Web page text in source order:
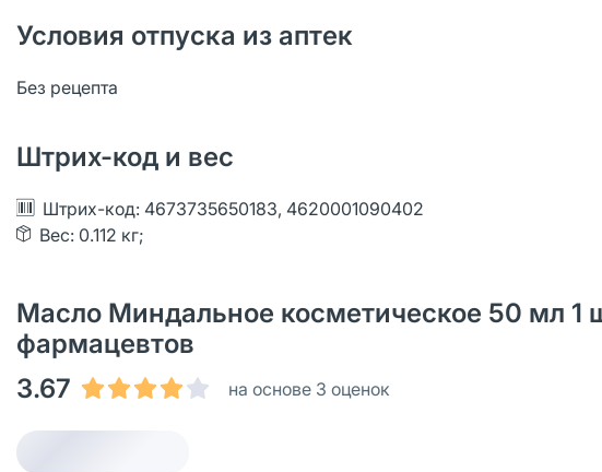
Условия отпуска из аптек
Без рецепта
Штрих-код и вес
Штрих-код: 4673735650183, 4620001090402
Вес: 0.112 кг;
Масло Миндальное косметическое 50 мл 1
фармацевтов
3.67
на основе 3 оценок